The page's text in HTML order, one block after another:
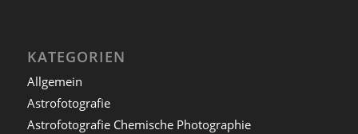
KATEGORIEN
Allgemein
Astrofotografie
Astrofotografie Chemische Photographie